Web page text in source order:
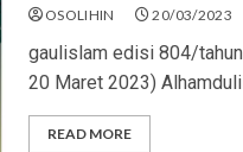
OSOLIHIN 20/03/2023
gaulislam edisi 804/
20 Maret 2023)
READ MORE